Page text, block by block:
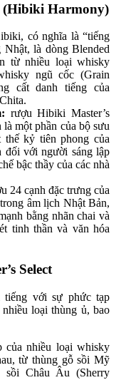
(Hibiki Harmony)
có nghĩa là “tiếng
Nhật, là dòng Blended
từ nhiều loại whisky
ngũ cốc (Grain
cất danh tiếng của
rượu Hibiki Master’s
một phần của bộ sưu
thế kỷ tiên phong của
đối với người sáng lập
bậc thầy của các nhà
24 cạnh đặc trưng của
âm lịch Nhật Bản,
bằng nhãn chai và
tinh thần và văn hóa
Select
tiếng với sự phức tạp
loại thùng ủ, bao
của nhiều loại whisky
từ thùng gỗ sồi Mỹ
sồi Châu Âu (Sherry